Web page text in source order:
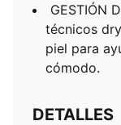
GESTIÓN
técnicos
piel para
cómodo.
DETALLES